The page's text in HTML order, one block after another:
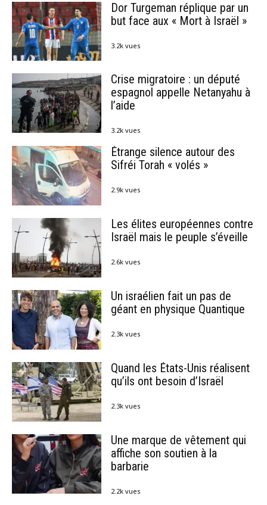
Dor Turgeman réplique par un
but face aux « Mort à Israël »
3.2k vues
Crise migratoire : un député
espagnol appelle Netanyahu à
l’aide
3.2k vues
Étrange silence autour des
Sifréi Torah « volés »
2.9k vues
Les élites européennes contre
Israël mais le peuple s’éveille
2.6k vues
Un israélien fait un pas de
géant en physique Quantique
2.3k vues
Quand les États-Unis réalisent
qu’ils ont besoin d’Israël
2.3k vues
Une marque de vêtement qui
affiche son soutien à la
barbarie
2.2k vues